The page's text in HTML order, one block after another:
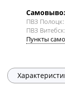
ПВЗ Полоцк:
ПВЗ Витебск:
Пункты